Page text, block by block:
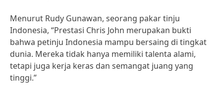
Menurut Rudy Gunawan, seorang pakar tinju
Indonesia, “Prestasi Chris John merupakan bukti
bahwa petinju Indonesia mampu bersaing di tingkat
dunia. Mereka tidak hanya memiliki talenta alami,
tetapi juga kerja keras dan semangat juang yang
tinggi.”